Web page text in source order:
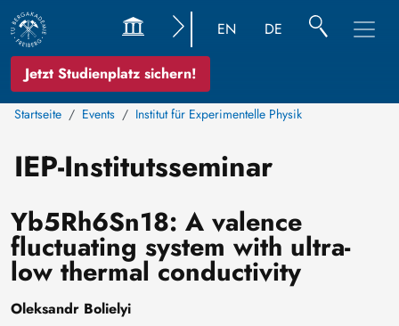
Jetzt Studienplatz sichern!
EN DE
Startseite Events Institut für Experimentelle Physik
IEP-Institutsseminar
Yb5Rh6Sn18: A valence
fluctuating system with ultra-
low thermal conductivity
Oleksandr Bolielyi